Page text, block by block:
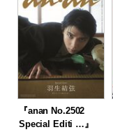
『anan No.2502
Special Editi …』